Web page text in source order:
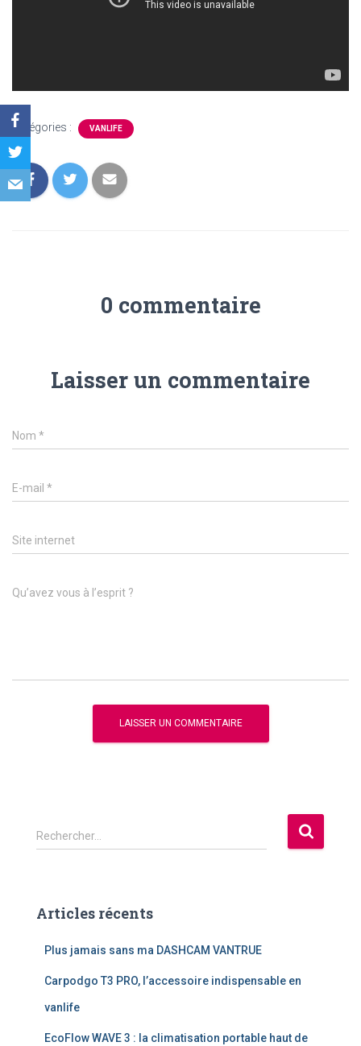
Catégories : VANLIFE
0 commentaire
Laisser un commentaire
Nom *
E-mail *
Site internet
Qu’avez vous à l’esprit ?
R
e
r
Rechercher…
Articles récents
Plus jamais sans ma DASHCAM VANTRUE
Carpodgo T3 PRO, l’accessoire indispensable en
vanlife
EcoFlow WAVE 3 : la climatisation portable haut de